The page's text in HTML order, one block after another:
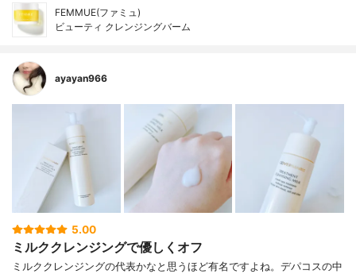
FEMMUE(ファミュ)
ビューティ クレンジングバーム
ayayan966
5.00
ミルククレンジングで優しくオフ
ミルククレンジングの代表かなと思うほど有名ですよね。デパコスの中